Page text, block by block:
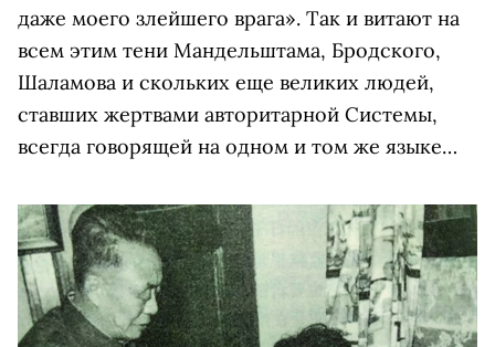
даже моего злейшего врага». Так и витают на
всем этим тени Мандельштама, Бродского,
Шаламова и скольких еще великих людей,
ставших жертвами авторитарной Системы,
всегда говорящей на одном и том же языке…